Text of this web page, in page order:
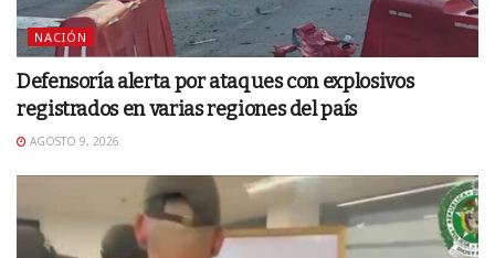
NACIÓN
Defensoría alerta por ataques con explosivos
registrados en varias regiones del país
AGOSTO 9, 2026